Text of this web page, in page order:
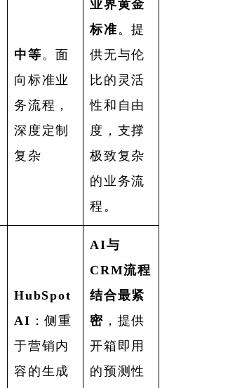
中等 。面
向标准业
务流程，
深度定制
复杂
业界黄金
标准 。提
供无与伦
比的灵活
性和自由
度，支撑
极致复杂
的业务流
程。
HubSpot
AI ：侧重
于营销内
容的生成
AI与
CRM流程
结合最紧
密 ，提供
开箱即用
的预测性